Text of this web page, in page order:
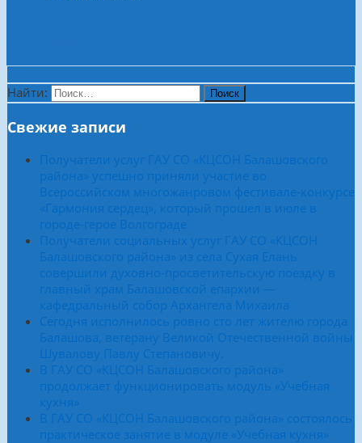
Найти:
Свежие записи
Получатели услуг ГАУ СО «КЦСОН Балашовского
района» успешно приняли участие во
Всероссийском многожанровом фестивале-конкурсе
«Гармония сердец», который прошел в июле в
городе-герое Волгограде
Получатели социальных услуг ГАУ СО «КЦСОН
Балашовского района» из села Сухая Елань
совершили духовно-просветительскую поездку в
главный храм Балашовской епархии —
кафедральный собор Архангела Михаила
Сегодня исполнилось ровно сто лет жителю города
Балашова, ветерану Великой Отечественной войны
Шувалову Павлу Степановичу.
В ГАУ СО «КЦСОН Балашовского района»
продолжает функционировать модуль «Учебная
кухня»
В ГАУ СО «КЦСОН Балашовского района» состоялось
практическое занятие в модуле «Учебная кухня»